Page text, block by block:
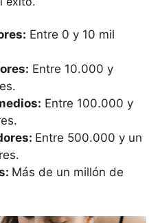
Entre 0 y 10 mil
Entre 10.000 y
Entre 100.000 y
Entre 500.000 y un
Más de un millón de